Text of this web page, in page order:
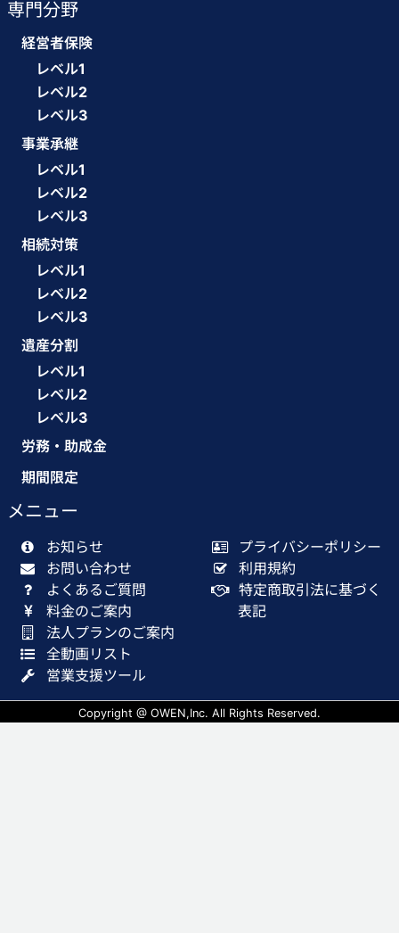
専門分野
経営者保険
レベル1
レベル2
レベル3
事業承継
レベル1
レベル2
レベル3
相続対策
レベル1
レベル2
レベル3
遺産分割
レベル1
レベル2
レベル3
労務・助成金
期間限定
メニュー
お知らせ
お問い合わせ
よくあるご質問
料金のご案内
法人プランのご案内
全動画リスト
営業支援ツール
プライバシーポリシー
利用規約
特定商取引法に基づく
表記
Copyright @ OWEN,Inc. All Rights Reserved.